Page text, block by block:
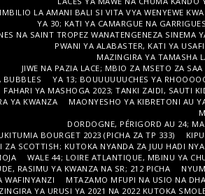
LA AMANI BALI SI VITA VYA WENYEWE KWA
YA 30; KATI YA CAMARGUE NA
NA SAINT TROPEZ WANATENGENEZA SINEMA
PWANI YA ALABASTER, KATI YA
MAZINGIRA YA TAMASHA
JIWE NA PAZIA LACE; MBIO ZA MSETO ZA
BUBBLES
YA 13; BOUUUUUUCHES YA
FAHARI YA MASHOGA 2023; TANKI ZAIDI, SAUTI
YA KWANZA
MAONYESHO YA KIBRETONI AU
DORDOGNE, PÉRIGORD AU 24;
BOURGET 2023 (PICHA ZA TP 333)
ZA SCOTTISH; KUTOKA NYANDA ZA JUU HADI
WALE 44; LOIRE ATLANTIQUE, MBINU YA
RASIMU YA KWANZA NA SR; 212 PICHA
WAFINYANZI
MTAZAMO MFUPI NA USIO NA
YA URUSI YA 2021 NA 2022 KUTOKA